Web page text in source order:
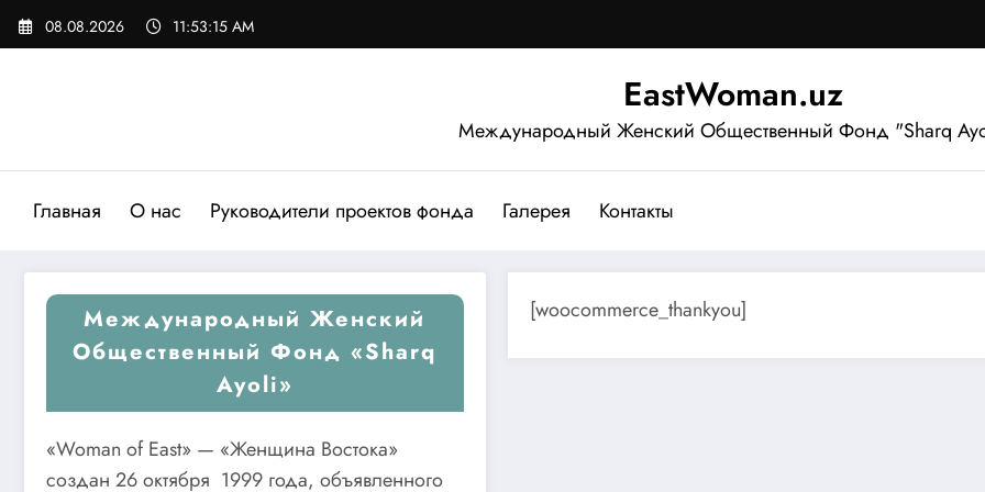
Перейти
08.08.2026 11:53:16 AM
EastWoman.uz
Международный Женский Общественный Фонд "Sharq
Главная О нас Руководители проектов фонда Галерея Контакты
Международный Женский
Общественный Фонд «Sharq
Ayoli»
«Woman of East» — «Женщина Востока»
создан 26 октября 1999 года, объявленного
[woocommerce_thankyou]